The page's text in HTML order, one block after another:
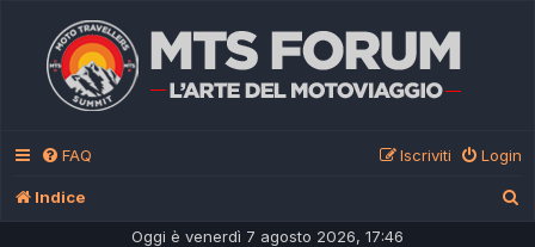
FAQ Login
Iscriviti
Indice
Oggi è venerdì 7 agosto 2026, 17:46